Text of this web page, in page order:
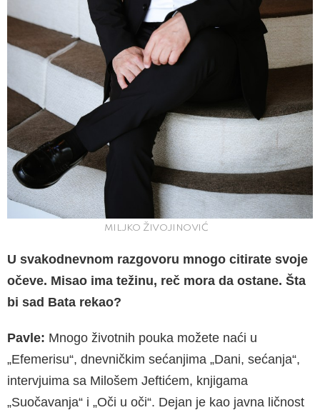
MILJKO ŽIVOJINOVIĆ
U svakodnevnom razgovoru mnogo citirate svoje
očeve. Misao ima težinu, reč mora da ostane. Šta
bi sad Bata rekao?
Pavle: Mnogo životnih pouka možete naći u
„Efemerisu“, dnevničkim sećanjima „Dani, sećanja“,
intervjuima sa Milošem Jeftićem, knjigama
„Suočavanja“ i „Oči u oči“. Dejan je kao javna ličnost